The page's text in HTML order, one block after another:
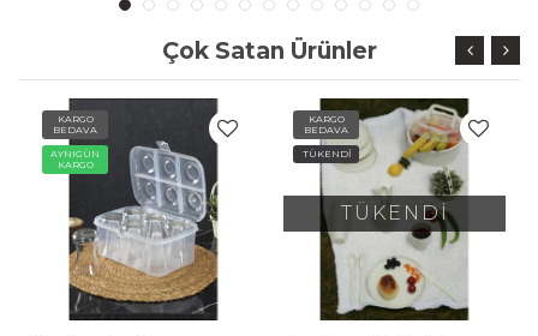
Çok Satan Ürünler
KARGO
BEDAVA
AYNIGÜN
KARGO
KARGO
BEDAVA
TÜKENDİ
TÜKENDİ